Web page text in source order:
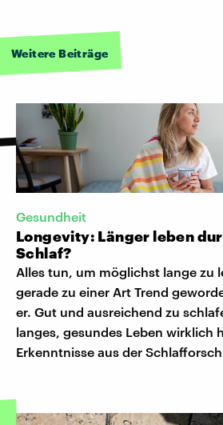
Weitere Beiträge
Gesundheit
Longevity: Länger leben
Schlaf?
Alles tun, um möglichst lange zu
gerade zu einer Art Trend
er. Gut und ausreichend zu
langes, gesundes Leben wirklich
Erkenntnisse aus der